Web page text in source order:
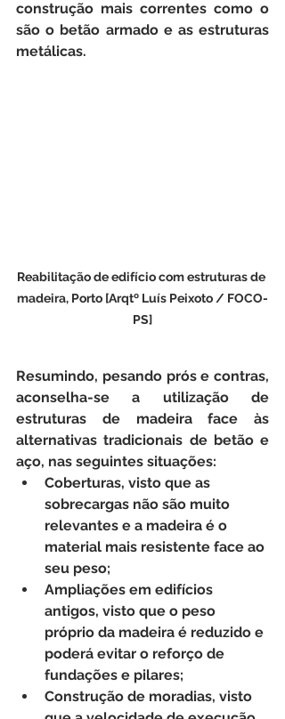
construção mais correntes como o
são o betão armado e as estruturas
metálicas.
Reabilitação de edifício com estruturas de
madeira, Porto [Arqtº Luís Peixoto / FOCO-
PS]
Resumindo, pesando prós e contras,
aconselha-se a utilização de
estruturas de madeira face às
alternativas tradicionais de betão e
aço, nas seguintes situações:
Coberturas, visto que as
sobrecargas não são muito
relevantes e a madeira é o
material mais resistente face ao
seu peso;
Ampliações em edifícios
antigos, visto que o peso
próprio da madeira é reduzido e
poderá evitar o reforço de
fundações e pilares;
Construção de moradias, visto